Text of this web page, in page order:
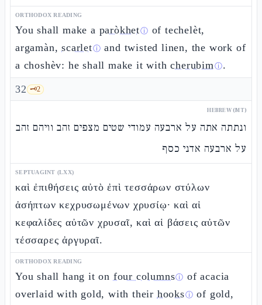
ORTHODOX READING
You shall make a paròkhetⓘ of techelèt,
argamàn,scarletⓘ and twisted linen, the work of
a choshèv: he shall make it withcherubimⓘ.
32 🗝️2
HEBREW (MT)
ונתתה אתה על ארבעה עמודי שטים מצפים זהב וויהם זהב
על ארבעה אדני כסף
SEPTUAGINT (LXX)
καὶ ἐπιθήσεις αὐτὸ ἐπὶ τεσσάρων στύλων
ἀσήπτων κεχρυσωμένων χρυσίῳ· καὶ αἱ
κεφαλίδες αὐτῶν χρυσαῖ, καὶ αἱ βάσεις αὐτῶν
τέσσαρες ἀργυραῖ.
ORTHODOX READING
You shall hang it on four columnsⓘ of acacia
overlaid with gold, with their hooksⓘ of gold,